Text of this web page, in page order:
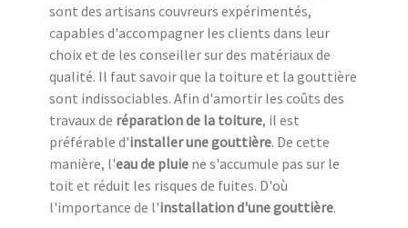
sont des artisans couvreurs expérimentés,
capables d'accompagner les clients dans leur
choix et de les conseiller sur des matériaux de
qualité. Il faut savoir que la toiture et la gouttière
sont indissociables. Afin d'amortir les coûts des
travaux de réparation de la toiture, il est
préférable d'installer une gouttière. De cette
manière, l'eau de pluie ne s'accumule pas sur le
toit et réduit les risques de fuites. D'où
l'importance de l'installation d'une gouttière.